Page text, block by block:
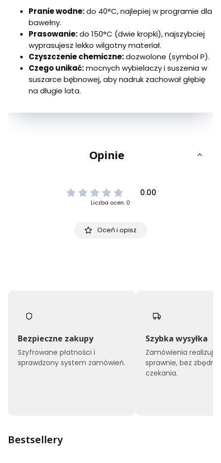
Pranie wodne:do 40°C, najlepiej w programie dla
bawełny.
Prasowanie:do 150°C (dwie kropki), najszybciej
wyprasujesz lekko wilgotny materiał.
Czyszczenie chemiczne:dozwolone (symbol P).
Czego unikać:mocnych wybielaczy i suszenia w
suszarce bębnowej, aby nadruk zachował głębię
na długie lata.
Opinie
0.00
Liczba ocen: 0
Oceń i opisz
Bezpieczne zakupy
Szyfrowane płatności i
sprawdzony system zamówień.
Szybka wysyłka
Zamówienia
sprawnie, bez
czekania.
Bestsellery